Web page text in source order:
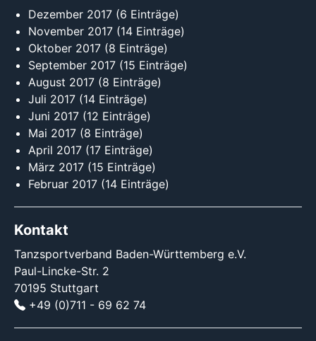
Dezember 2017 (6 Einträge)
November 2017 (14 Einträge)
Oktober 2017 (8 Einträge)
September 2017 (15 Einträge)
August 2017 (8 Einträge)
Juli 2017 (14 Einträge)
Juni 2017 (12 Einträge)
Mai 2017 (8 Einträge)
April 2017 (17 Einträge)
März 2017 (15 Einträge)
Februar 2017 (14 Einträge)
Kontakt
Tanzsportverband Baden-Württemberg e.V.
Paul-Lincke-Str. 2
70195 Stuttgart
+49 (0)711 - 69 62 74